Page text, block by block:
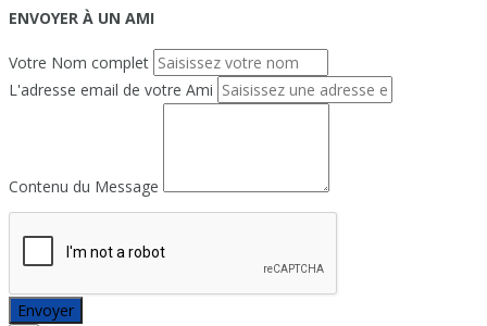
ENVOYER À UN AMI
Votre Nom complet
L'adresse email de votre Ami
Contenu du Message
Envoyer